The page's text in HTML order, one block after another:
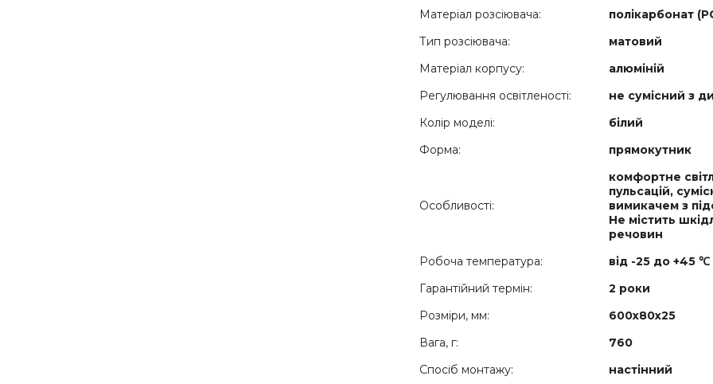
Матеріал розсіювача:
полікарбонат
Тип розсіювача:
матовий
Матеріал корпусу:
алюміній
Регулювання освітленості:
не сумісний з
Колір моделі:
білий
Форма:
прямокутник
Особливості:
комфортне
пульсацій,
вимикачем з
Не містить
речовин
Робоча температура:
від -25 до +45 ℃
Гарантійний термін:
2 роки
Розміри, мм:
600х80х25
Вага, г:
760
Спосіб монтажу:
настінний